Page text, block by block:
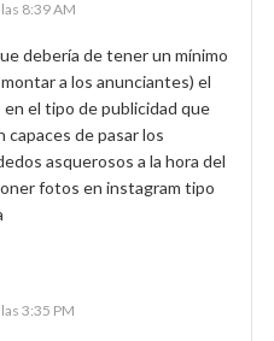
8:39 AM
debería de tener un mínimo
a los anunciantes) el
en el tipo de publicidad que
capaces de pasar los
asquerosos a la hora del
fotos en instagram tipo
3:35 PM